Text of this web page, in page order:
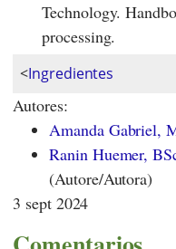
Technology.
processing.
<Ingredientes
Autores:
Amanda Gabriel,
Ranin Huemer,
(Autore/Autora)
3 sept 2024